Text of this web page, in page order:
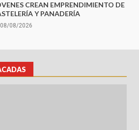
CREAN EMPRENDIMIENTO DE
Y PANADERÍA
08/08/2026